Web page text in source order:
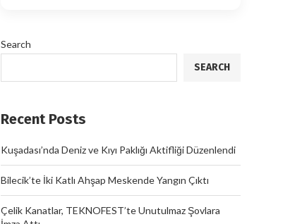
Search
SEARCH
Recent Posts
Kuşadası’nda Deniz ve Kıyı Paklığı Aktifliği Düzenlendi
Bilecik’te İki Katlı Ahşap Meskende Yangın Çıktı
Çelik Kanatlar, TEKNOFEST’te Unutulmaz Şovlara